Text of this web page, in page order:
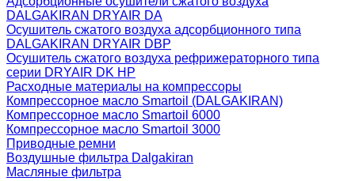
DALGAKIRAN DRYAIR DA
Осушитель сжатого воздуха адсорбционного типа
DALGAKIRAN DRYAIR DBP
Осушитель сжатого воздуха рефрижераторного типа
cерии DRYAIR DK HP
Расходные материалы на компрессоры
Компрессорное масло Smartoil (DALGAKIRAN)
Компрессорное масло Smartoil 6000
Компрессорное масло Smartoil 3000
Приводные ремни
Воздушные фильтра Dalgakiran
Масляные фильтра